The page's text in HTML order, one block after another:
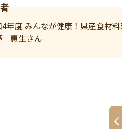
4年度 みんなが健康！県産食材
惠生さん